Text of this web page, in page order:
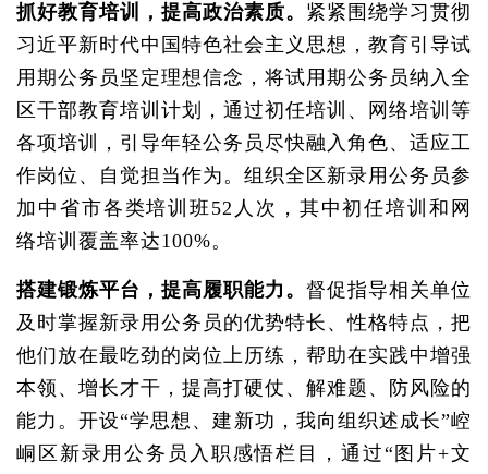
抓好教育培训，提高政治素质。 紧紧围绕学习贯彻
习近平新时代中国特色社会主义思想，教育引导试
用期公务员坚定理想信念，将试用期公务员纳入全
区干部教育培训计划，通过初任培训、网络培训等
各项培训，引导年轻公务员尽快融入角色、适应工
作岗位、自觉担当作为。组织全区新录用公务员参
加中省市各类培训班52人次，其中初任培训和网
络培训覆盖率达100%。
搭建锻炼平台，提高履职能力。 督促指导相关单位
及时掌握新录用公务员的优势特长、性格特点，把
他们放在最吃劲的岗位上历练，帮助在实践中增强
本领、增长才干，提高打硬仗、解难题、防风险的
能力。开设“学思想、建新功，我向组织述成长”崆
峒区新录用公务员入职感悟栏目，通过“图片+文